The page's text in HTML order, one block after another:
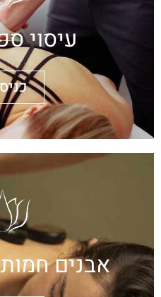
עיסוי
אבנים